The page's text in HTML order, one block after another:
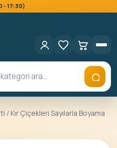
- 17:30)
/ Kır Çiçekleri Sayılarla Boyama